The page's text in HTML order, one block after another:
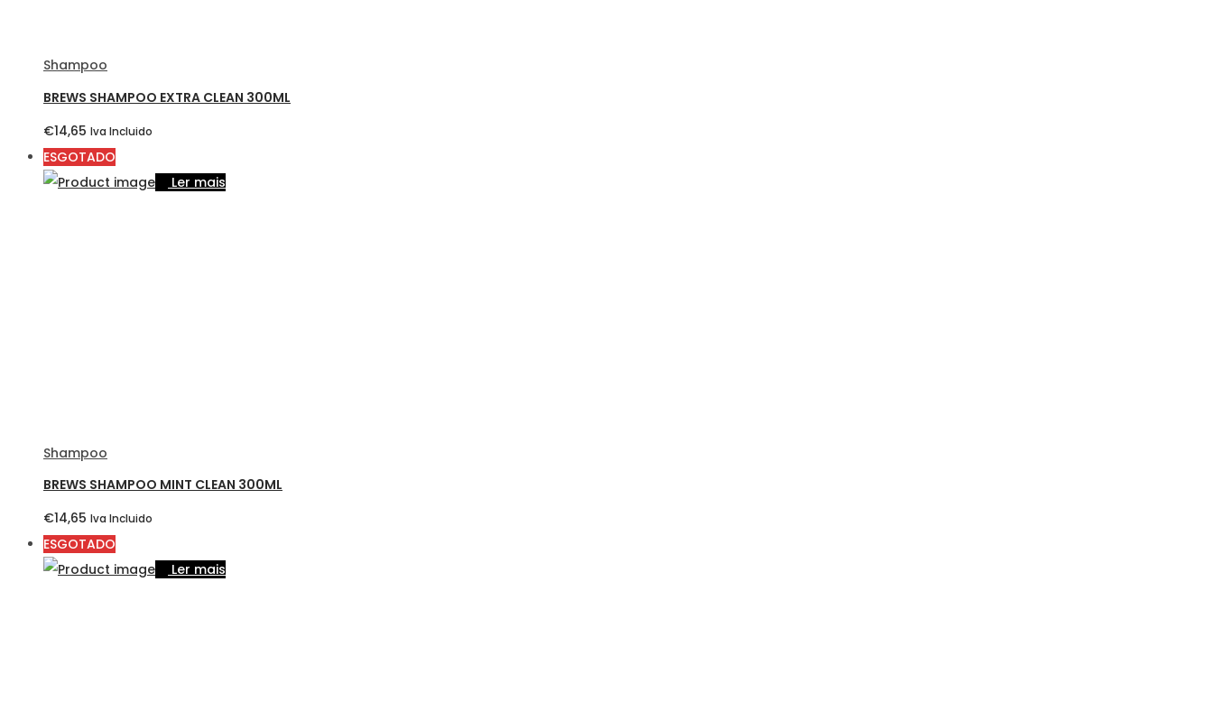
Shampoo
BREWS SHAMPOO EXTRA CLEAN 300ML
€14,65 Iva Incluido
ESGOTADO
Ler mais
Shampoo
BREWS SHAMPOO MINT CLEAN 300ML
€14,65 Iva Incluido
ESGOTADO
Ler mais